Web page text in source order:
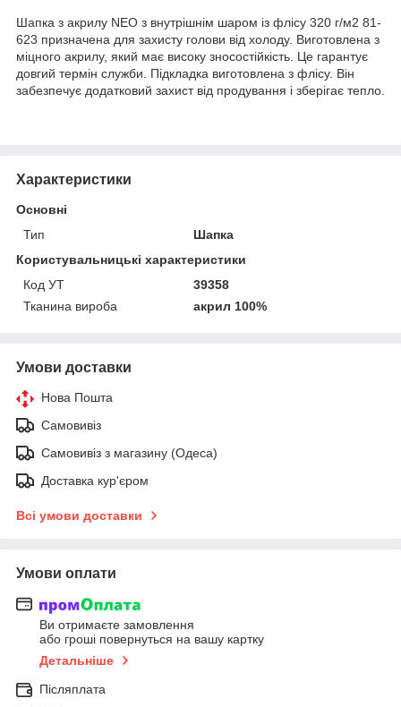
Шапка з акрилу NEO з внутрішнім шаром із флісу 320 г/м2 81-
623 призначена для захисту голови від холоду. Виготовлена з
міцного акрилу, який має високу зносостійкість. Це гарантує
довгий термін служби. Підкладка виготовлена з флісу. Він
забезпечує додатковий захист від продування і зберігає тепло.
Характеристики
Основні
Тип
Шапка
Користувальницькі характеристики
Код УТ
39358
Тканина вироба
акрил 100%
Умови доставки
Нова Пошта
Самовивіз
Самовивіз з магазину (Одеса)
Доставка кур'єром
Всі умови доставки
Умови оплати
Ви отримаєте замовлення
або гроші повернуться на вашу картку
Детальніше
Післяплата